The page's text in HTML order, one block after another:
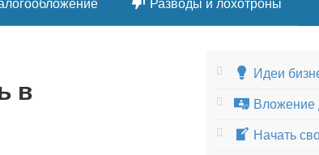
Разводы и лохотроны
в
Идеи
Вложение
Начать